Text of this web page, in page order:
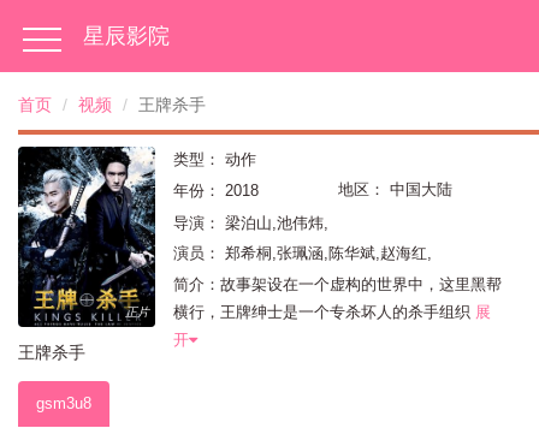
星辰影院
首页 视频 王牌杀手
正片
王牌杀手
类型：
动作
年份：
2018 地区：
中国大陆
导演：
梁泊山,池伟炜,
演员：
郑希桐,张珮涵,陈华斌,赵海红,
简介：故事架设在一个虚构的世界中，这里黑帮
横行，王牌绅士是一个专杀坏人的杀手组织 展
开
gsm3u8